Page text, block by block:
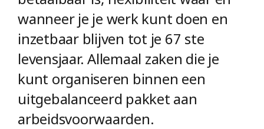
wanneer je je werk kunt doen en
inzetbaar blijven tot je 67 ste
levensjaar. Allemaal zaken die je
kunt organiseren binnen een
uitgebalanceerd pakket aan
arbeidsvoorwaarden.